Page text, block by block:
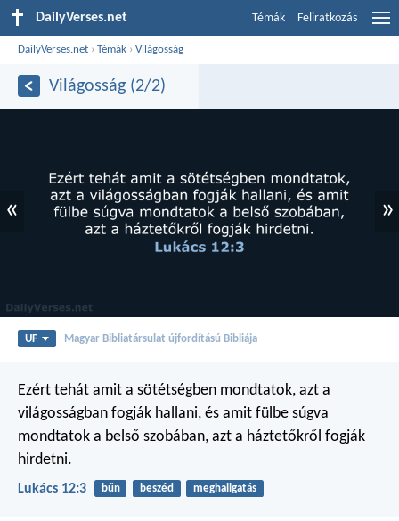
DailyVerses.net Témák Feliratkozás
DailyVerses.net ›Témák ›Világosság
Világosság (2/2)
« »
UF Magyar Bibliatársulat újfordítású Bibliája
Ezért tehát amit a sötétségben mondtatok, azt a
világosságban fogják hallani, és amit fülbe súgva
mondtatok a belső szobában, azt a háztetőkről fogják
hirdetni.
Lukács 12:3 bűn beszéd meghallgatás